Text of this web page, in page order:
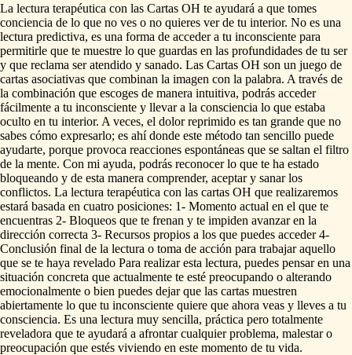
La lectura terapéutica con las Cartas OH te ayudará a que tomes
conciencia de lo que no ves o no quieres ver de tu interior. No es una
lectura predictiva, es una forma de acceder a tu inconsciente para
permitirle que te muestre lo que guardas en las profundidades de tu ser
y que reclama ser atendido y sanado. Las Cartas OH son un juego de
cartas asociativas que combinan la imagen con la palabra. A través de
la combinación que escoges de manera intuitiva, podrás acceder
fácilmente a tu inconsciente y llevar a la consciencia lo que estaba
oculto en tu interior. A veces, el dolor reprimido es tan grande que no
sabes cómo expresarlo; es ahí donde este método tan sencillo puede
ayudarte, porque provoca reacciones espontáneas que se saltan el filtro
de la mente. Con mi ayuda, podrás reconocer lo que te ha estado
bloqueando y de esta manera comprender, aceptar y sanar los
conflictos. La lectura terapéutica con las cartas OH que realizaremos
estará basada en cuatro posiciones: 1- Momento actual en el que te
encuentras 2- Bloqueos que te frenan y te impiden avanzar en la
dirección correcta 3- Recursos propios a los que puedes acceder 4-
Conclusión final de la lectura o toma de acción para trabajar aquello
que se te haya revelado Para realizar esta lectura, puedes pensar en una
situación concreta que actualmente te esté preocupando o alterando
emocionalmente o bien puedes dejar que las cartas muestren
abiertamente lo que tu inconsciente quiere que ahora veas y lleves a tu
consciencia. Es una lectura muy sencilla, práctica pero totalmente
reveladora que te ayudará a afrontar cualquier problema, malestar o
preocupación que estés viviendo en este momento de tu vida.